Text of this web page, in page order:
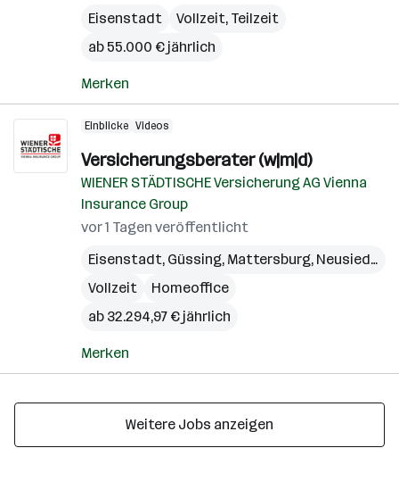
Eisenstadt
Vollzeit, Teilzeit
ab 55.000 € jährlich
Merken
Einblicke Videos
Versicherungsberater (w|m|d)
WIENER STÄDTISCHE Versicherung AG Vienna
Insurance Group
vor 1 Tagen veröffentlicht
Eisenstadt, Güssing, Mattersburg, Neusiedl am See
Vollzeit
Homeoffice
ab 32.294,97 € jährlich
Merken
Weitere Jobs anzeigen